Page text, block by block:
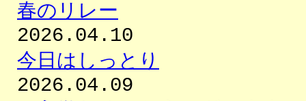
春のリレー
2026.04.10
今日はしっとり
2026.04.09